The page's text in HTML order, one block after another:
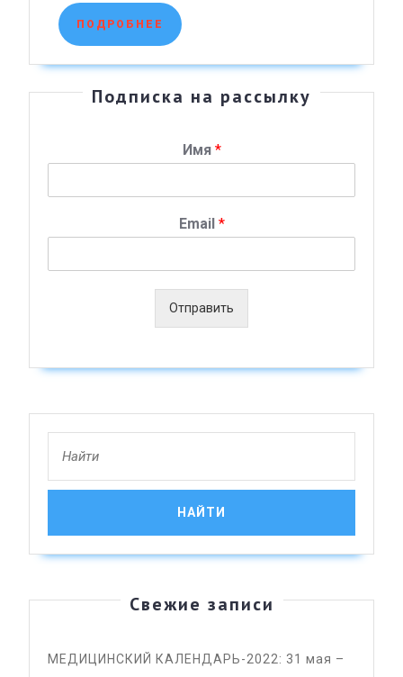
флага
России
ПОДРОБНЕЕ ПОДРОБНЕЕ
Подписка на рассылку
Имя *
Email *
Отправить
for:
Свежие записи
МЕДИЦИНСКИЙ КАЛЕНДАРЬ-2022: 31 мая –